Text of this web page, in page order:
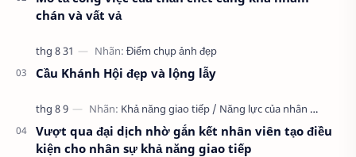
chán và vất vả
Cầu Khánh Hội đẹp và lộng lẫy
Vượt qua đại dịch nhờ gắn kết nhân viên tạo điều
kiện cho nhân sự khả năng giao tiếp